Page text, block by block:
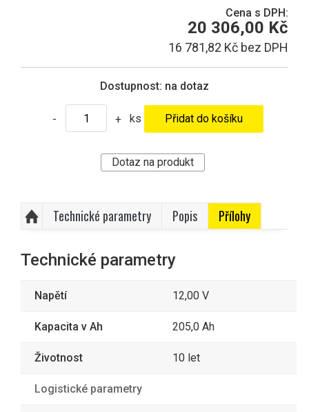
Cena s DPH:
20 306,00 Kč
16 781,82 Kč bez DPH
Dostupnost: na dotaz
- + ks
Dotaz na produkt
Technické parametry Popis Přílohy
Technické parametry
Napětí 12,00 V
Kapacita v Ah 205,0 Ah
Životnost 10 let
Logistické parametry